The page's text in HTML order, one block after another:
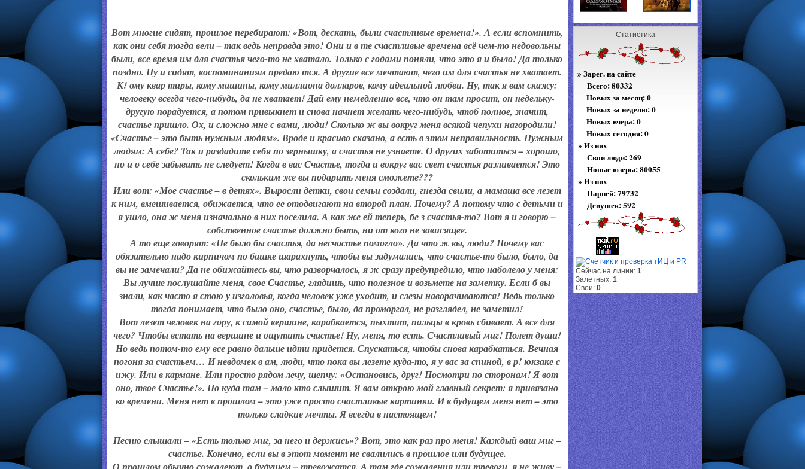
Статистика
» Зарег. на сайте
Всего:80332
Новых за месяц: 0
Новых за неделю: 0
Новых вчера: 0
Новых сегодня: 0
» Из них
Свои люди: 269
Новые юзеры: 80055
» Из них
Парней: 79732
Девушек: 592
Сейчас на линии: 1
Залетных: 1
Свои: 0
Вот многие сидят, прошлое перебирают: «Вот, дескать, были счастливые времена!». А если вспомнить,
как они себя тогда вели – так ведь неправда это! Они и в те счастливые времена всё чем-то недовольны
были, все время им для счастья чего-то не хватало. Только с годами поняли, что это я и было! Да только
поздно. Ну и сидят, воспоминаниям предаю тся. А другие все мечтают, чего им для счастья не хватает.
К! ому квар тиры, кому машины, кому миллиона долларов, кому идеальной любви. Ну, так я вам скажу:
человеку всегда чего-нибудь, да не хватает! Дай ему немедленно все, что он там просит, он недельку-
другую порадуется, а потом привыкнет и снова начнет желать чего-нибудь, чтоб полное, значит,
счастье пришло. Ох, и сложно мне с вами, люди! Сколько ж вы вокруг меня всякой чепухи нагородили!
«Счастье – это быть нужным людям». Вроде и красиво сказано, а есть в этом неправильность. Нужным
людям: А себе? Так и раздадите себя по зернышку, а счастья не узнаете. О других заботиться – хорошо,
но и о себе забывать не следует! Когда в вас Счастье, тогда и вокруг вас свет счастья разливается! Это
скольким же вы подарить меня сможете???
Или вот: «Мое счастье – в детях». Выросли детки, свои семьи создали, гнезда свили, а мамаша все лезет
к ним, вмешивается, обижается, что ее отодвигают на второй план. Почему? А потому что с детьми и
я ушло, она ж меня изначально в них поселила. А как же ей теперь, бе з счастья-то? Вот я и говорю –
собственное счастье должно быть, ни от кого не зависящее.
А то еще говорят: «Не было бы счастья, да несчастье помогло». Да что ж вы, люди? Почему вас
обязательно надо кирпичом по башке шарахнуть, чтобы вы задумались, что счастье-то было, было, да
вы не замечали? Да не обижайтесь вы, что разворчалось, я ж сразу предупредило, что наболело у меня:
Вы лучше послушайте меня, свое Счастье, глядишь, что полезное и возьмете на заметку. Если б вы
знали, как часто я стою у изголовья, когда человек уже уходит, и слезы наворачиваются! Ведь только
тогда понимает, что было оно, счастье, было, да проморгал, не разглядел, не заметил!
Вот лезет человек на гору, к самой вершине, карабкается, пыхтит, пальцы в кровь сбивает. А все для
чего? Чтобы встать на вершине и ощутить счастье! Ну, меня, то есть. Счастливый миг! Полет души!
Но ведь потом-то ему все равно дальше идти придется. Спускаться, чтобы снова карабкаться. Вечная
погоня за счастьем… И невдомек в ам, люди, что пока вы лезете куда-то, я у вас за спиной, в р! юкзаке с
ижу. Или в кармане. Или просто рядом лечу, шепчу: «Остановись, друг! Посмотри по сторонам! Я вот
оно, твое Счастье!». Но куда там – мало кто слышит. Я вам открою мой главный секрет: я привязано
ко времени. Меня нет в прошлом – это уже просто счастливые картинки. И в будущем меня нет – это
только сладкие мечты. Я всегда в настоящем!
Песню слышали – «Есть только миг, за него и держись»? Вот, это как раз про меня! Каждый ваш миг –
счастье. Конечно, если вы в этот момент не свалились в прошлое или будущее.